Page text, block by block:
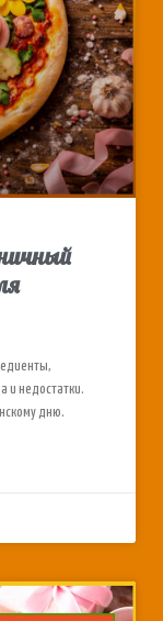
и недостатки.
дню.